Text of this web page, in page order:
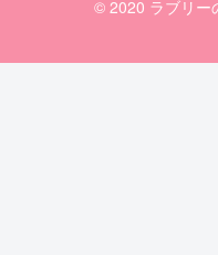
© 2020 ラブリー